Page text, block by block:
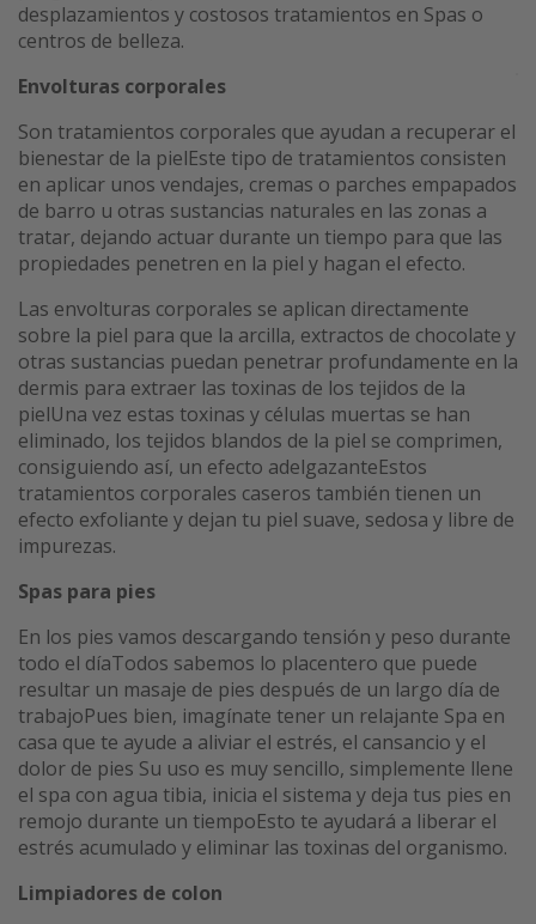
desplazamientos y costosos tratamientos en Spas o
centros de belleza.
Envolturas corporales
Son tratamientos corporales que ayudan a recuperar el
bienestar de la pielEste tipo de tratamientos consisten
en aplicar unos vendajes, cremas o parches empapados
de barro u otras sustancias naturales en las zonas a
tratar, dejando actuar durante un tiempo para que las
propiedades penetren en la piel y hagan el efecto.
Las envolturas corporales se aplican directamente
sobre la piel para que la arcilla, extractos de chocolate y
otras sustancias puedan penetrar profundamente en la
dermis para extraer las toxinas de los tejidos de la
pielUna vez estas toxinas y células muertas se han
eliminado, los tejidos blandos de la piel se comprimen,
consiguiendo así, un efecto adelgazanteEstos
tratamientos corporales caseros también tienen un
efecto exfoliante y dejan tu piel suave, sedosa y libre de
impurezas.
Spas para pies
En los pies vamos descargando tensión y peso durante
todo el díaTodos sabemos lo placentero que puede
resultar un masaje de pies después de un largo día de
trabajoPues bien, imagínate tener un relajante Spa en
casa que te ayude a aliviar el estrés, el cansancio y el
dolor de pies Su uso es muy sencillo, simplemente llene
el spa con agua tibia, inicia el sistema y deja tus pies en
remojo durante un tiempoEsto te ayudará a liberar el
estrés acumulado y eliminar las toxinas del organismo.
Limpiadores de colon